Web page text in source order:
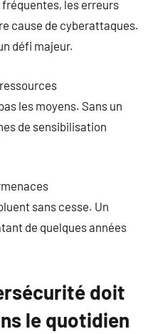
les erreurs
cause de cyberattaques.
défi majeur.
les moyens. Sans un
de sensibilisation
sans cesse. Un
de quelques années
doit
le quotidien